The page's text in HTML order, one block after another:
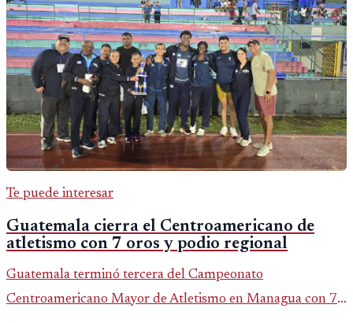
Te puede interesar
Guatemala cierra el Centroamericano de
atletismo con 7 oros y podio regional
Guatemala terminó tercera del Campeonato
Centroamericano Mayor de Atletismo en Managua con 7